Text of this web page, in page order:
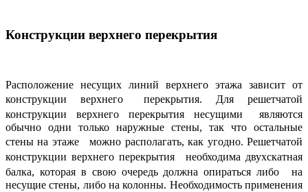
Конструкции верхнего перекрытия
Расположение несущих линий верхнего этажа зависит от
конструкции верхнего перекрытия. Для решетчатой
конструкции верхнего перекрытия несущими являются
обычно одни только наружные стены, так что остальные
стены на этаже можно располагать, как угодно. Решетчатой
конструкции верхнего перекрытия необходима двухскатная
балка, которая в свою очередь должна опираться либо на
несущие стены, либо на колонны. Необходимость применения